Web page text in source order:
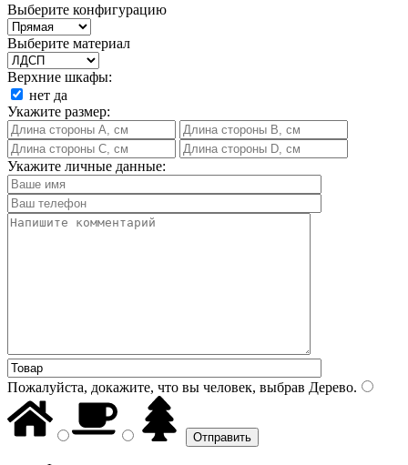
Выберите конфигурацию
Выберите материал
Верхние шкафы:
нет да
Укажите размер:
Укажите личные данные:
Пожалуйста, докажите, что вы человек, выбрав Дерево.